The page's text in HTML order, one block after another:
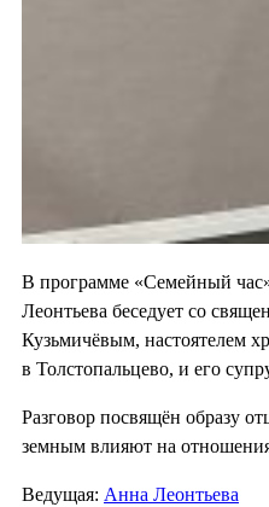
В программе «Семейный
Леонтьева беседует со
Кузьмичёвым, настоятелем
в Толстопальцево, и его
Разговор посвящён образу
земным влияют на
Ведущая: Анна Леонтьева